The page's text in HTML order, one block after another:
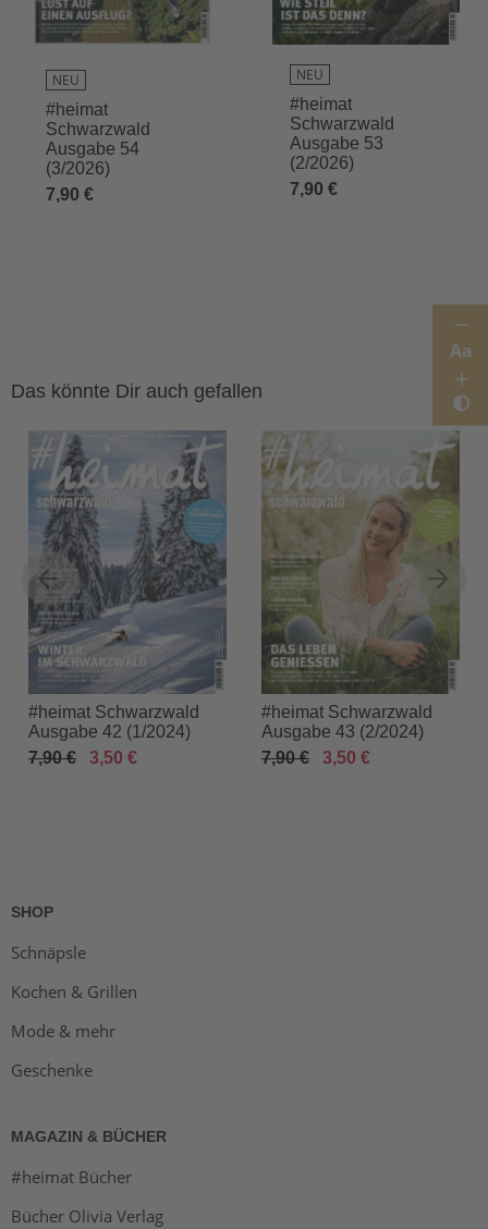
Aa
NEU
#heimat
Schwarzwald
Ausgabe 54
(3/2026)
7,90 €
NEU
#heimat
Schwarzwald
Ausgabe 53
(2/2026)
7,90 €
Das könnte Dir auch gefallen
#heimat Schwarzwald
Ausgabe 42 (1/2024)
7,90 €
3,50 €
#heimat Schwarzwald
Ausgabe 43 (2/2024)
7,90 €
3,50 €
SHOP
Schnäpsle
Kochen & Grillen
Mode & mehr
Geschenke
MAGAZIN & BÜCHER
#heimat Bücher
Bücher Olivia Verlag